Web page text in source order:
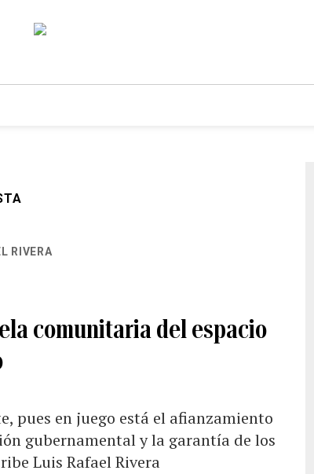
RIVERA
comunitaria del espacio
pues en juego está el afianzamiento
gubernamental y la garantía de los
Luis Rafael Rivera